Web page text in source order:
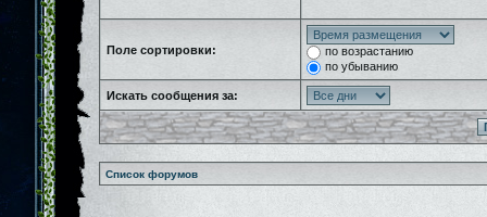
Поле сортировки:
по возрастанию
по убыванию
Искать сообщения за:
Список форумов